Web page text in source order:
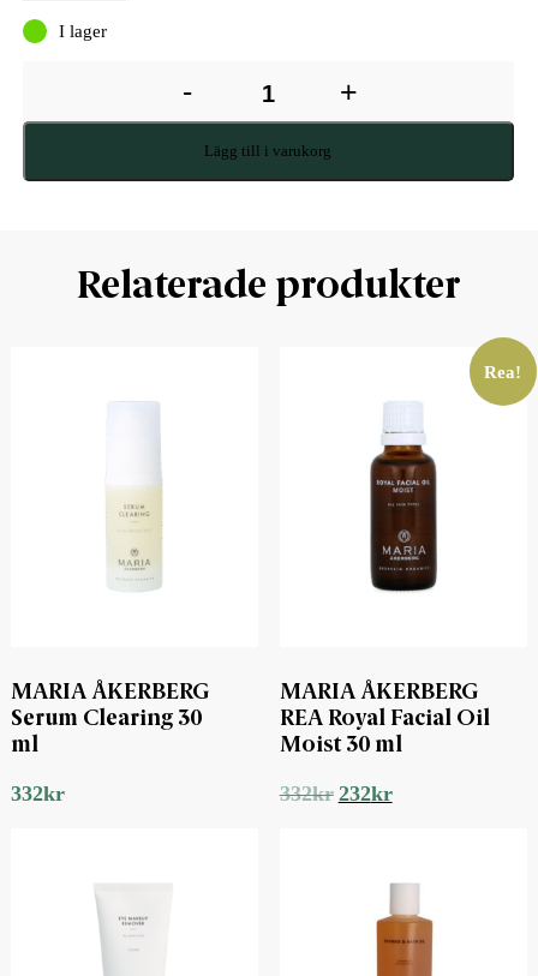
I lager
- +
Lägg till i varukorg
Relaterade produkter
MARIA ÅKERBERG
Serum Clearing 30
ml
332kr
Rea!
MARIA ÅKERBERG
REA Royal Facial Oil
Moist 30 ml
332kr Det
232krDet